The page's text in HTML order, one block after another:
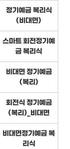
정기예금 복리식
(비대면)
스마트 회전정기예
금 복리식
비대면 정기예금
(복리)
회전식 정기예금
(복리)_비대면
비대면정기예금 복
리식